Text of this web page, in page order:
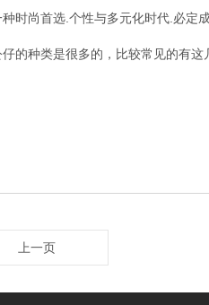
种时尚首选.个性与多元化时代.必定
的种类是很多的，比较常见的有这
上一页